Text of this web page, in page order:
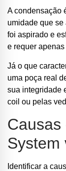
A condensação
umidade que
foi aspirado e
e requer
Já o que
uma poça real
sua integridade
coil ou pelas
Causas
System
Identificar a